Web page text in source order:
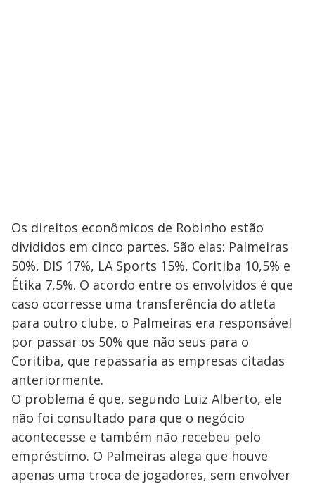
Os direitos econômicos de Robinho estão
divididos em cinco partes. São elas: Palmeiras
50%, DIS 17%, LA Sports 15%, Coritiba 10,5% e
Étika 7,5%. O acordo entre os envolvidos é que
caso ocorresse uma transferência do atleta
para outro clube, o Palmeiras era responsável
por passar os 50% que não seus para o
Coritiba, que repassaria as empresas citadas
anteriormente.
O problema é que, segundo Luiz Alberto, ele
não foi consultado para que o negócio
acontecesse e também não recebeu pelo
empréstimo. O Palmeiras alega que houve
apenas uma troca de jogadores, sem envolver